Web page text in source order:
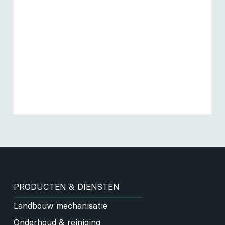
PRODUCTEN & DIENSTEN
Landbouw mechanisatie
Onderhoud & reiniging